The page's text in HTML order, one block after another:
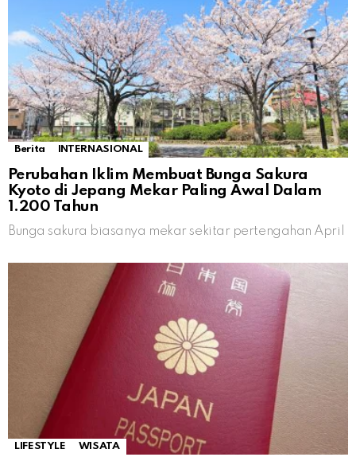
Berita INTERNASIONAL
Perubahan Iklim Membuat Bunga Sakura
Kyoto di Jepang Mekar Paling Awal Dalam
1.200 Tahun
Bunga sakura biasanya mekar sekitar pertengahan April
LIFESTYLE WISATA